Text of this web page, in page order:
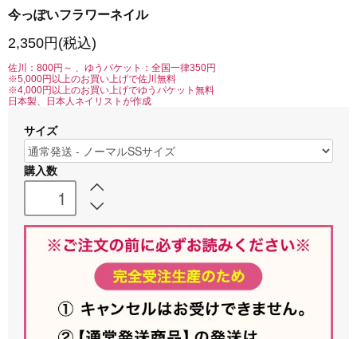
今っぽいフラワーネイル
2,350円(税込)
佐川：800円～ 、ゆうパケット：全国一律350円
※5,000円以上のお買い上げで佐川無料
※4,000円以上のお買い上げでゆうパケット無料
日本製、日本人ネイリストが作成
サイズ
購入数